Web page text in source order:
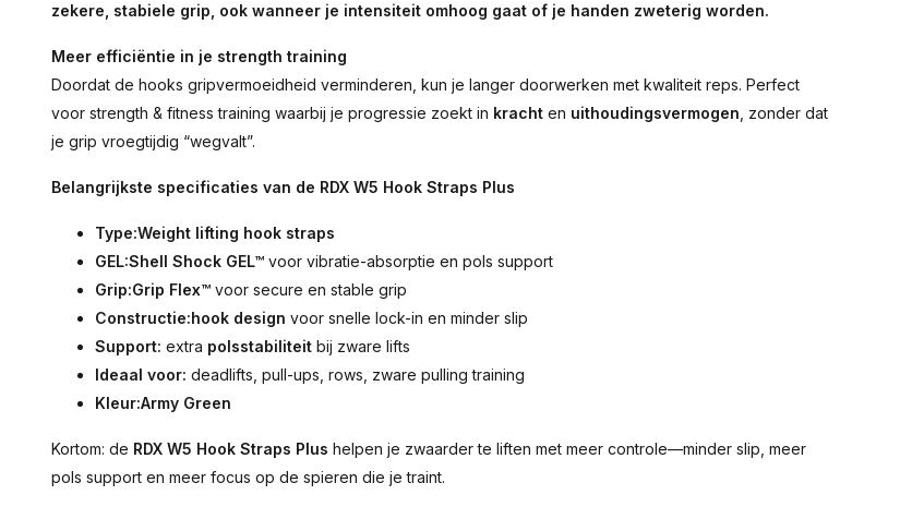
zekere, stabiele grip , ook wanneer je intensiteit omhoog gaat of je handen zweterig worden.
Meer efficiëntie in je strength training
Doordat de hooks gripvermoeidheid verminderen, kun je langer doorwerken met kwaliteit reps. Perfect
voor strength & fitness training waarbij je progressie zoekt in kracht en uithoudingsvermogen , zonder dat
je grip vroegtijdig “wegvalt”.
Belangrijkste specificaties van de RDX W5 Hook Straps Plus
Type:Weight lifting hook straps
GEL:Shell Shock GEL™ voor vibratie-absorptie en pols support
Grip:Grip Flex™ voor secure en stable grip
Constructie:hook design voor snelle lock-in en minder slip
Support: extra polsstabiliteit bij zware lifts
Ideaal voor: deadlifts, pull-ups, rows, zware pulling training
Kleur:Army Green
Kortom: de RDX W5 Hook Straps Plus helpen je zwaarder te liften met meer controle—minder slip, meer
pols support en meer focus op de spieren die je traint.